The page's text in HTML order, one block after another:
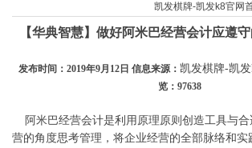
凯发棋牌-凯发k8官网
【华典智慧】做好阿米巴经营会计应遵
发布时间：2019年9月12日 信息来源： 凯发棋牌-凯
览：97638
阿米巴经营会计是利用原理原则创造工具与合
营的角度思考管理，将企业经营的全部脉络和实